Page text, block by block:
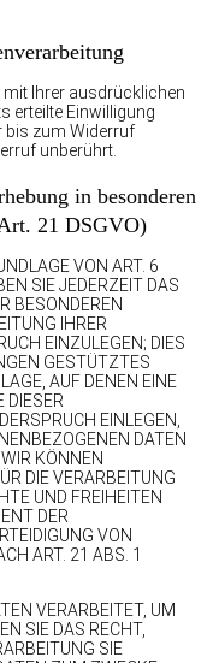
Ihrer ausdrücklichen
erteilte Einwilligung
bis zum Widerruf
unberührt.
in besonderen
21 DSGVO)
VON ART. 6
SIE JEDERZEIT DAS
BESONDEREN
IHRER
EINZULEGEN; DIES
GESTÜTZTES
AUF DENEN EINE
DIESER
EINLEGEN,
DATEN
KÖNNEN
DIE VERARBEITUNG
UND FREIHEITEN
DER
VON
ART. 21 ABS. 1
VERARBEITET, UM
SIE DAS RECHT,
SIE